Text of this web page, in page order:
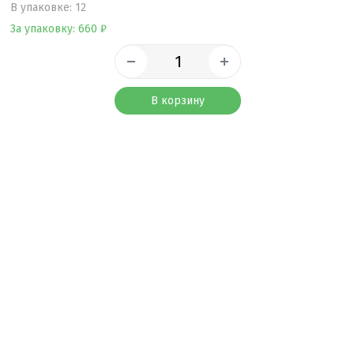
B упаковке: 12
За упаковку: 660 ₽
В корзину